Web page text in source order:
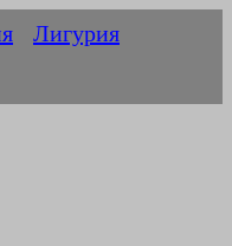
Лигурия